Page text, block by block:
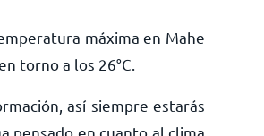
máxima en Mahe
torno a los 26°C
así siempre estarás
pensado en cuanto al clima